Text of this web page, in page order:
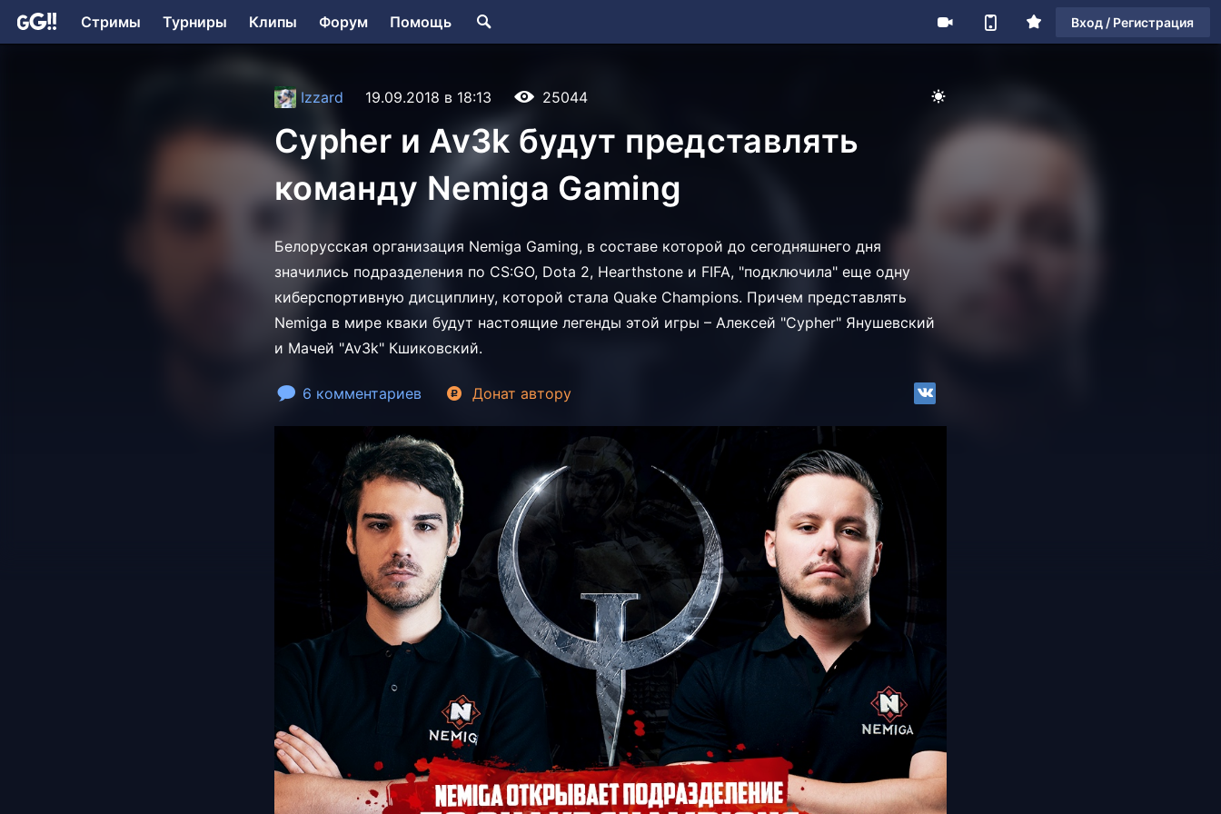
Стримы Турниры Клипы Форум Помощь Вход / Регистрация
Izzard 19.09.2018 в 18:13 25044
Cypher и Av3k будут представлять
команду Nemiga Gaming
Белорусская организация Nemiga Gaming, в составе которой до сегодняшнего дня
значились подразделения по CS:GO, Dota 2, Hearthstone и FIFA, "подключила" еще одну
киберспортивную дисциплину, которой стала Quake Champions. Причем представлять
Nemiga в мире кваки будут настоящие легенды этой игры – Алексей "Cypher" Янушевский
и Мачей "Av3k" Кшиковский.
6 комментариев Донат автору